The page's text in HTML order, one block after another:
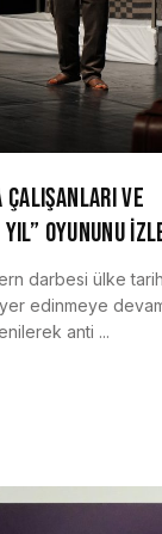
ÇALIŞANLARI VE
OYUNUNU
darbesi ülke
edinmeye
anti ...